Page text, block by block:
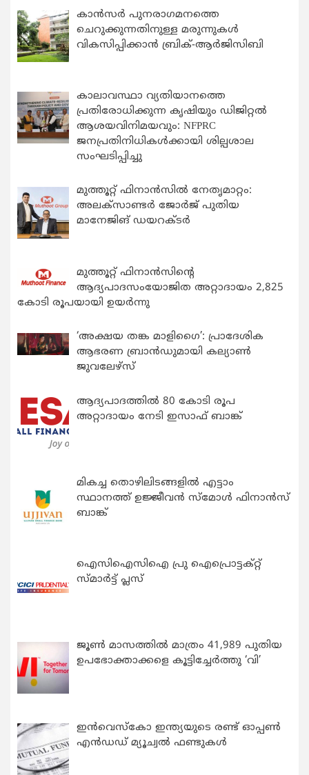
കാന്‍സര്‍ പുനരാഗമനത്തെ
ചെറുക്കുന്നതിനുള്ള മരുന്നുകള്‍
വികസിപ്പിക്കാന്‍ ബ്രിക്-ആര്‍ജിസിബി
കാലാവസ്ഥാ വ്യതിയാനത്തെ
പ്രതിരോധിക്കുന്ന കൃഷിയും ഡിജിറ്റൽ
ആശയവിനിമയവും: NFPRC
ജനപ്രതിനിധികൾക്കായി ശില്പശാല
സംഘടിപ്പിച്ചു
മുത്തൂറ്റ് ഫിനാൻസിൽ നേതൃമാറ്റം:
അലക്സാണ്ടർ ജോർജ് പുതിയ
മാനേജിങ് ഡയറക്ടർ
മുത്തൂറ്റ് ഫിനാൻസിന്റെ
ആദ്യപാദസംയോജിത അറ്റാദായം 2,825
കോടി രൂപയായി ഉയർന്നു
‘അക്ഷയ തങ്ക മാളിഗൈ’: പ്രാദേശിക
ആഭരണ ബ്രാന്‍ഡുമായി കല്യാണ്‍
ജുവലേഴ്‌സ്
ആദ്യപാദത്തിൽ 80 കോടി രൂപ
അറ്റാദായം നേടി ഇസാഫ് ബാങ്ക്
മികച്ച തൊഴിലിടങ്ങളിൽ എട്ടാം
സ്ഥാനത്ത് ഉജ്ജീവൻ സ്മോൾ ഫിനാൻസ്
ബാങ്ക്
ഐസിഐസിഐ പ്രു ഐപ്രൊട്ടക്റ്റ്
സ്മാർട്ട് പ്ലസ്
ജൂൺ മാസത്തിൽ മാത്രം 41,989 പുതിയ
ഉപഭോക്താക്കളെ കൂട്ടിച്ചേർത്തു ‘വി’
ഇന്‍വെസ്കോ ഇന്ത്യയുടെ രണ്ട് ഓപ്പണ്‍
എന്‍ഡഡ് മ്യൂച്വല്‍ ഫണ്ടുകള്‍